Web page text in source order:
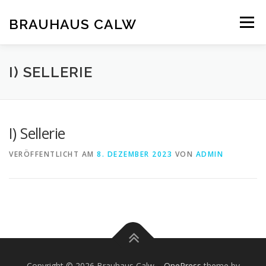
springen
BRAUHAUS CALW Menü
I) SELLERIE
I) Sellerie
VERÖFFENTLICHT AM 8. DEZEMBER 2023 VON ADMIN